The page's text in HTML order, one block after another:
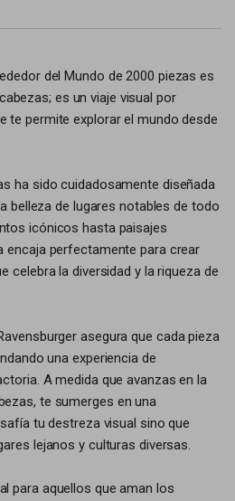
del Mundo de 2000 piezas es
es un viaje visual por
te permite explorar el mundo desde
ha sido cuidadosamente diseñada
belleza de lugares notables de todo
icónicos hasta paisajes
encaja perfectamente para crear
celebra la diversidad y la riqueza de
asegura que cada pieza
una experiencia de
A medida que avanzas en la
te sumerges en una
tu destreza visual sino que
lejanos y culturas diversas.
para aquellos que aman los